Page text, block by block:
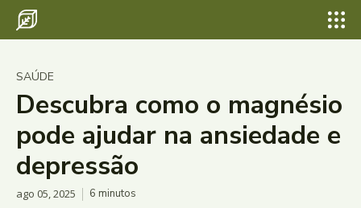
SAÚDE
Descubra como o magnésio
pode ajudar na ansiedade e
depressão
ago 05, 2025 6 minutos